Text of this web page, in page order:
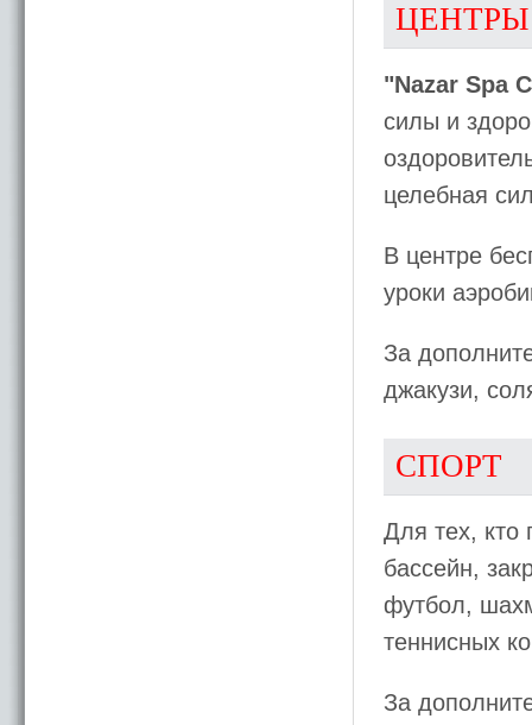
"Nazar Spa
силы и
целебная
В центре
уроки
За
джакузи,
СПОРТ
Для тех, кто
бассейн,
футбол,
теннисных
За